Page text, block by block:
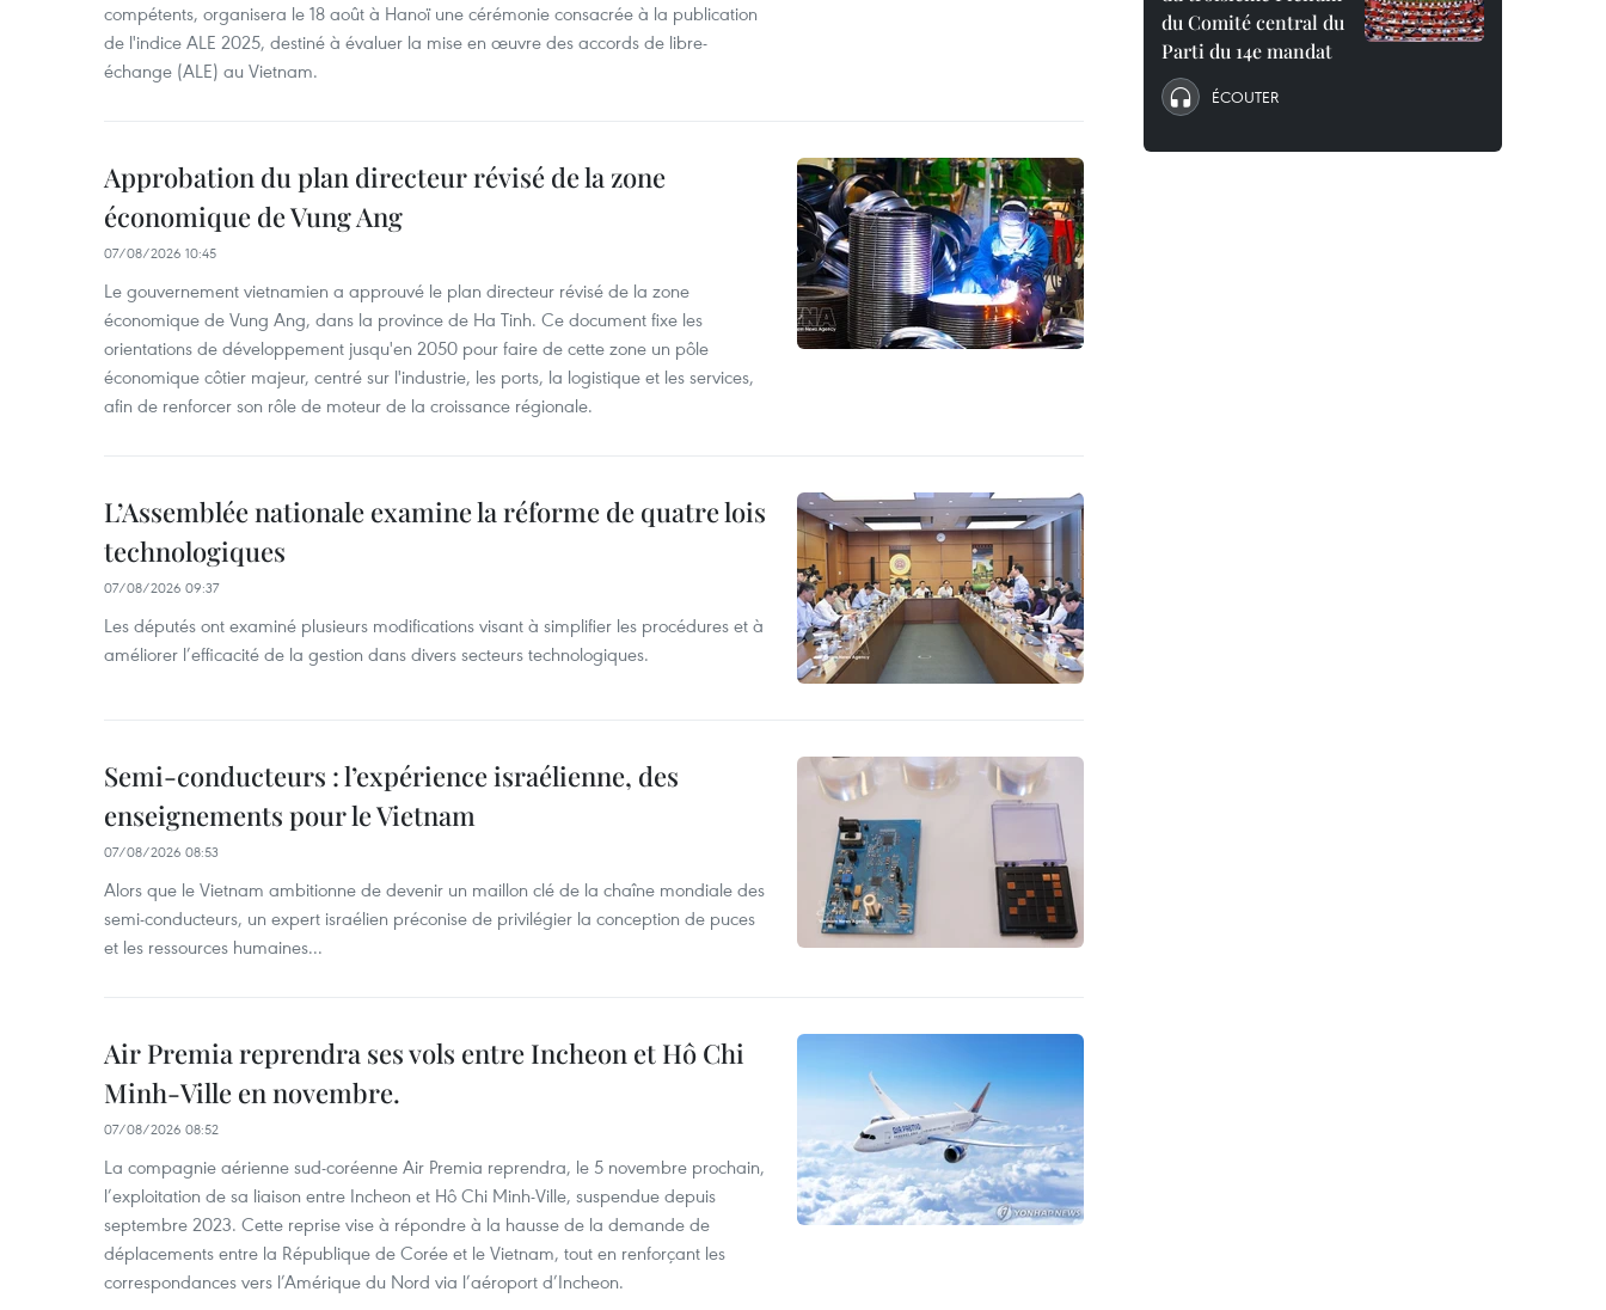
compétents, organisera le 18 août à Hanoï une cérémonie consacrée à la publication
de l'indice ALE 2025, destiné à évaluer la mise en œuvre des accords de libre-
échange (ALE) au Vietnam.
Approbation du plan directeur révisé de la zone
économique de Vung Ang
07/08/2026 10:45
Le gouvernement vietnamien a approuvé le plan directeur révisé de la zone
économique de Vung Ang, dans la province de Ha Tinh. Ce document fixe les
orientations de développement jusqu'en 2050 pour faire de cette zone un pôle
économique côtier majeur, centré sur l'industrie, les ports, la logistique et les services,
afin de renforcer son rôle de moteur de la croissance régionale.
L’Assemblée nationale examine la réforme de quatre lois
technologiques
07/08/2026 09:37
Les députés ont examiné plusieurs modifications visant à simplifier les procédures et à
améliorer l’efficacité de la gestion dans divers secteurs technologiques.
Semi-conducteurs : l’expérience israélienne, des
enseignements pour le Vietnam
07/08/2026 08:53
Alors que le Vietnam ambitionne de devenir un maillon clé de la chaîne mondiale des
semi-conducteurs, un expert israélien préconise de privilégier la conception de puces
et les ressources humaines...
Air Premia reprendra ses vols entre Incheon et Hô Chi
Minh-Ville en novembre.
07/08/2026 08:52
La compagnie aérienne sud-coréenne Air Premia reprendra, le 5 novembre prochain,
l’exploitation de sa liaison entre Incheon et Hô Chi Minh-Ville, suspendue depuis
septembre 2023. Cette reprise vise à répondre à la hausse de la demande de
déplacements entre la République de Corée et le Vietnam, tout en renforçant les
correspondances vers l’Amérique du Nord via l’aéroport d’Incheon.
du Comité central du
Parti du 14e mandat
ÉCOUTER